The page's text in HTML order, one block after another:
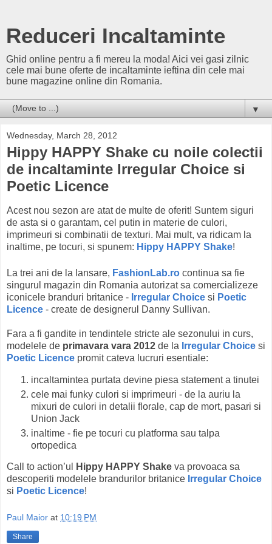
Reduceri Incaltaminte
Ghid online pentru a fi mereu la moda! Aici vei gasi zilnic
cele mai bune oferte de incaltaminte ieftina din cele mai
bune magazine online din Romania.
▼
Wednesday, March 28, 2012
Hippy HAPPY Shake cu noile colectii
de incaltaminte Irregular Choice si
Poetic Licence
Acest nou sezon are atat de multe de oferit! Suntem siguri
de asta si o garantam, cel putin in materie de culori,
imprimeuri si combinatii de texturi. Mai mult, va ridicam la
inaltime, pe tocuri, si spunem: Hippy HAPPY Shake!
La trei ani de la lansare, FashionLab.ro continua sa fie
singurul magazin din Romania autorizat sa comercializeze
iconicele branduri britanice - Irregular Choice si Poetic
Licence - create de designerul Danny Sullivan.
Fara a fi gandite in tendintele stricte ale sezonului in curs,
modelele de primavara vara 2012 de la Irregular Choice si
Poetic Licence promit cateva lucruri esentiale:
incaltamintea purtata devine piesa statement a tinutei
cele mai funky culori si imprimeuri - de la auriu la
mixuri de culori in detalii florale, cap de mort, pasari si
Union Jack
inaltime - fie pe tocuri cu platforma sau talpa
ortopedica
Call to action’ul Hippy HAPPY Shake va provoaca sa
descoperiti modelele brandurilor britanice Irregular Choice
si Poetic Licence!
Paul Maior at 10:19 PM
Share